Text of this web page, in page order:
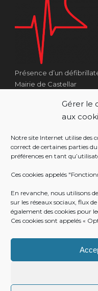
Gérer le
aux
Notre site Internet utilise des
correct de certaines parties
préférences en tant
Ces cookies appelés
En revanche, nous utilisons
sur les réseaux sociaux, flux
également des cookies pour
Ces cookies sont appelés «
Présence d’un
Mairie de Castellar
Côté Escalier Rue Sarrail
06500 Castellar
RÉALISATION